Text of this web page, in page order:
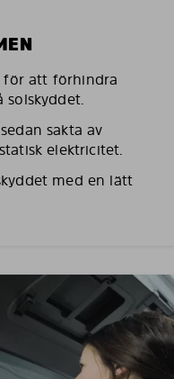
för att förhindra
sakta av
elektricitet.
med en lätt